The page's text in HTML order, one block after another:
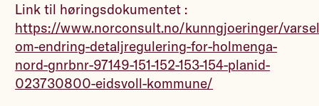
Link til høringsdokumentet :
https://www.norconsult.no/kunngjoeringer/
om-endring-detaljregulering-for-holmenga-
nord-gnrbnr-97149-151-152-153-154-planid-
023730800-eidsvoll-kommune/